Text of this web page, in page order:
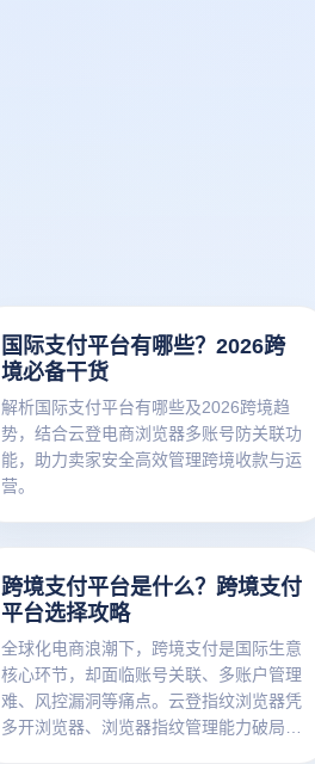
国际支付平台有哪些？2026跨
境必备干货
解析国际支付平台有哪些及2026跨境趋
势，结合云登电商浏览器多账号防关联功
能，助力卖家安全高效管理跨境收款与运
营。
跨境支付平台是什么？跨境支付
平台选择攻略
全球化电商浪潮下，跨境支付是国际生意
核心环节，却面临账号关联、多账户管理
难、风控漏洞等痛点。云登指纹浏览器凭
多开浏览器、浏览器指纹管理能力破局，